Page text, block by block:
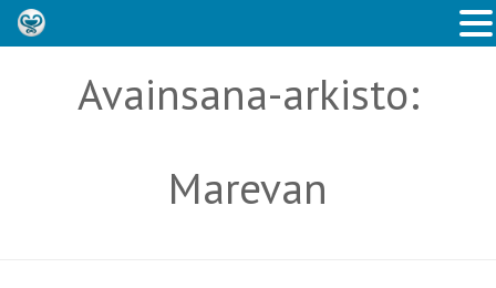
Avainsana-arkisto:
Marevan